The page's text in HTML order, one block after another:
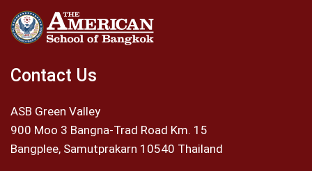
Contact Us
ASB Green Valley
900 Moo 3 Bangna-Trad Road Km. 15
Bangplee, Samutprakarn 10540 Thailand